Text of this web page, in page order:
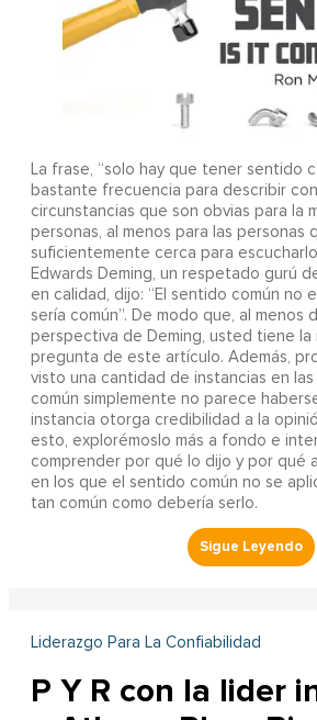
La frase, “solo hay que tener sentido
bastante frecuencia para describir
circunstancias que son obvias para la
personas, al menos para las personas
suficientemente cerca para
Edwards Deming, un respetado gurú
en calidad, dijo: “El sentido común no
sería común”. De modo que, al menos
perspectiva de Deming, usted tiene la
pregunta de este artículo. Además,
visto una cantidad de instancias en
común simplemente no parece
instancia otorga credibilidad a la
esto, explorémoslo más a fondo e
comprender por qué lo dijo y por qué
en los que el sentido común no se
tan común como debería serlo.
Liderazgo Para La Confiabilidad
P Y R con la lider